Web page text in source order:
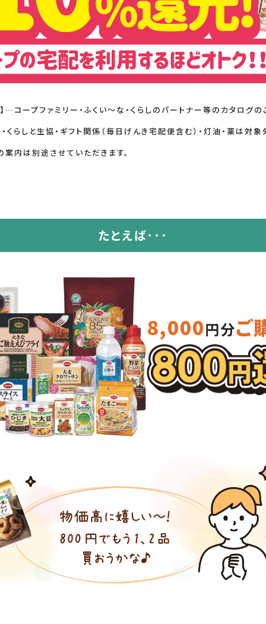
…コープファミリー・ふくい～な・くらしのパートナー等のカタログ
らしと生協・ギフト関係（毎日げんき宅配便含む）・灯油・薬は対象
内は別途させていただきます。
たとえば･･･
8,000円分ご